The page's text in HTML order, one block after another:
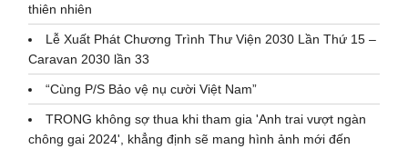
thiên nhiên
Lễ Xuất Phát Chương Trình Thư Viện 2030 Lần Thứ 15 –
Caravan 2030 lần 33
“Cùng P/S Bảo vệ nụ cười Việt Nam”
TRONG không sợ thua khi tham gia 'Anh trai vượt ngàn
chông gai 2024', khẳng định sẽ mang hình ảnh mới đến